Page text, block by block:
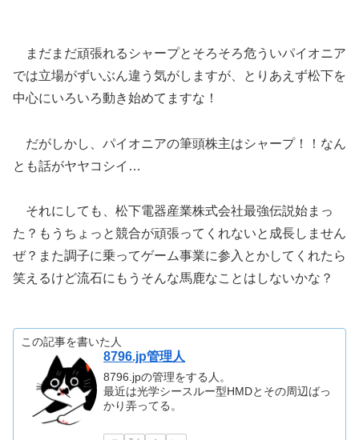
パイオニア株式会社と松下電器産業株式会社 は
24日、プラズマパネル事業における包括提携につ
いて基本合意したと発表した。都内で共同会見を
氏、松下電器からは常務役員の森田研氏が出席し
た。
パイオニアと松下電器がPDP事業について包括提
まだまだ頑張れるシャープとそろそろ危ういパイオニア